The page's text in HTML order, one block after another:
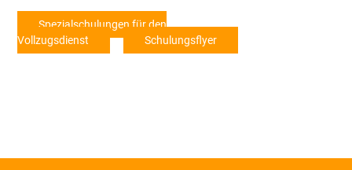
Spezialschulungen für den
Vollzugsdienst
Schulungsflyer